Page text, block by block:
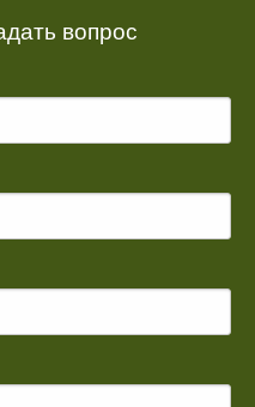
вопрос